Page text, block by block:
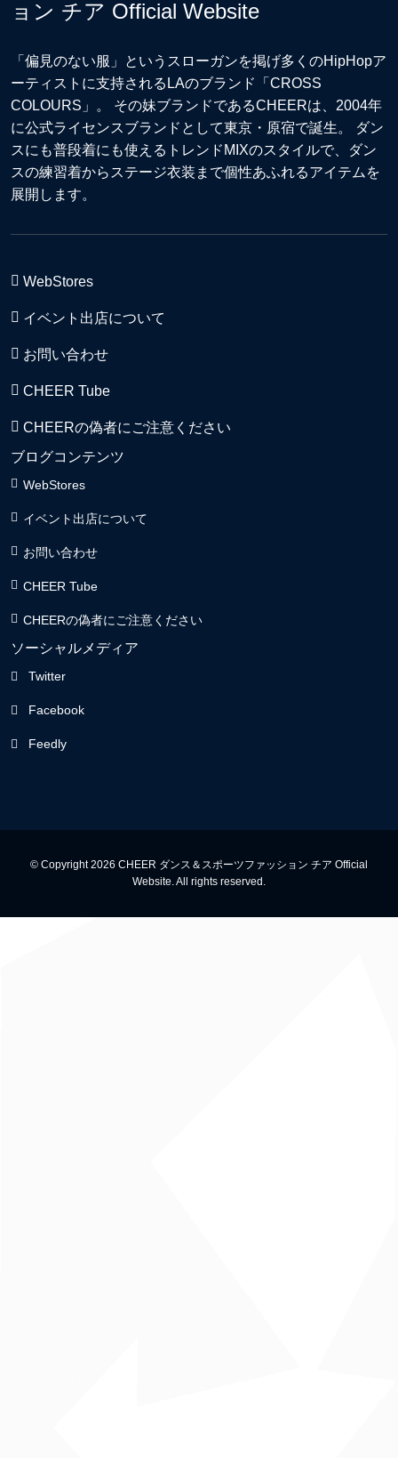
「偏見のない服」というスローガンを掲げ多くのHipHopア
ーティストに支持されるLAのブランド「CROSS
COLOURS」。 その妹ブランドであるCHEERは、2004年
に公式ライセンスブランドとして東京・原宿で誕生。 ダン
スにも普段着にも使えるトレンドMIXのスタイルで、ダン
スの練習着からステージ衣装まで個性あふれるアイテムを
展開します。
WebStores
イベント出店について
お問い合わせ
CHEER Tube
CHEERの偽者にご注意ください
ブログコンテンツ
WebStores
イベント出店について
お問い合わせ
CHEER Tube
CHEERの偽者にご注意ください
ソーシャルメディア
Twitter
Facebook
Feedly
© Copyright 2026 CHEER ダンス＆スポーツファッション チア Official
Website. All rights reserved.